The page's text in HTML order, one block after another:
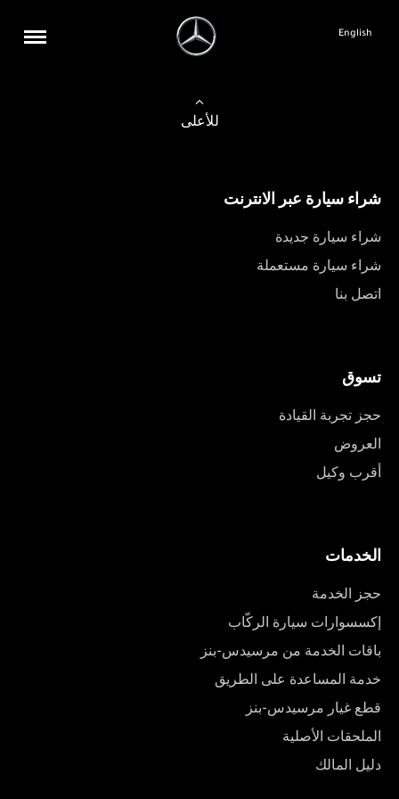
English
للأعلى
شراء سيارة عبر الانترنت
شراء سيارة جديدة
شراء سيارة مستعملة
اتصل بنا
تسوق
حجز تجربة القيادة
العروض
أقرب وكيل
الخدمات
حجز الخدمة
إكسسوارات سيارة الركّاب
باقات الخدمة من مرسيدس-بنز
خدمة المساعدة على الطريق
قطع غيار مرسيدس-بنز
الملحقات الأصلية
دليل المالك